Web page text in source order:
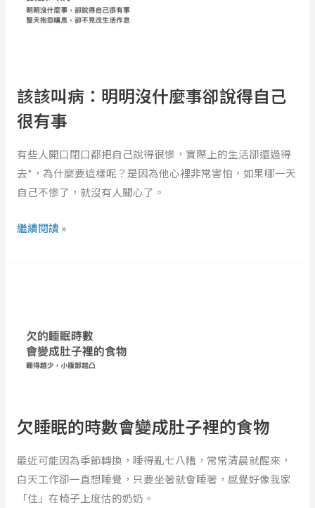
該該叫病：明明沒什麼事卻說得自己
很有事
有些人開口閉口都把自己說得很慘，實際上的生活卻還過得
去*，為什麼要這樣呢？是因為他心裡非常害怕，如果哪一天
自己不慘了，就沒有人關心了。
明
麼
事
卻
得
自
己
很
繼續閱讀 »
欠睡眠的時數會變成肚子裡的食物
最近可能因為季節轉換，睡得亂七八糟，常常清晨就醒來，
白天工作卻一直想睡覺，只要坐著就會睡著，感覺好像我家
「住」在椅子上度估的奶奶。
數
成
子
裡
的